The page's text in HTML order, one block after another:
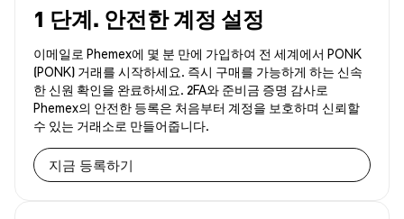
1 단계. 안전한 계정 설정
이메일로 Phemex에 몇 분 만에 가입하여 전 세계에서 PONK
(PONK) 거래를 시작하세요. 즉시 구매를 가능하게 하는 신속
한 신원 확인을 완료하세요. 2FA와 준비금 증명 감사로
Phemex의 안전한 등록은 처음부터 계정을 보호하며 신뢰할
수 있는 거래소로 만들어줍니다.
지금 등록하기